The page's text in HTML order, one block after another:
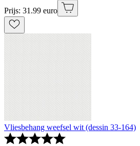
Prijs: 31.99 euro
Vliesbehang weefsel wit (dessin 33-164)